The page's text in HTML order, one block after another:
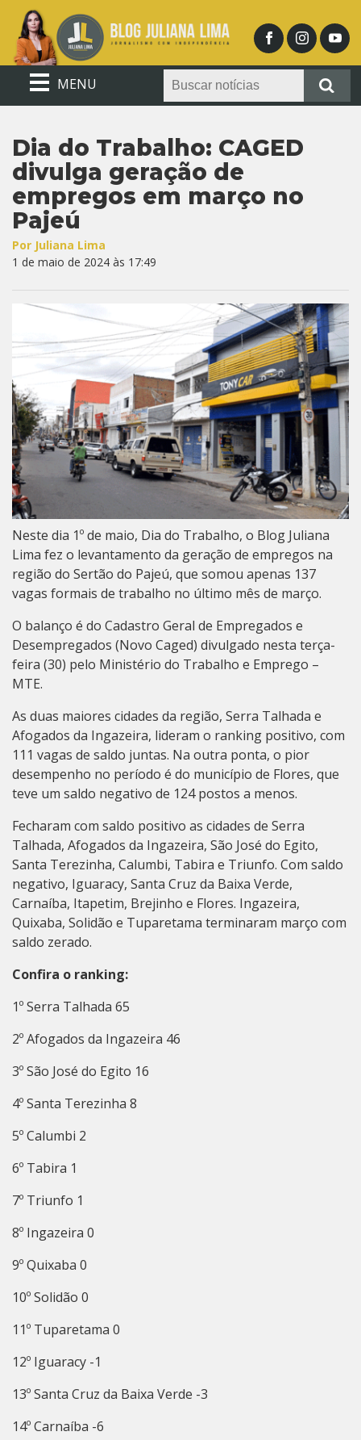
MENU
Dia do Trabalho: CAGED
divulga geração de
empregos em março no
Pajeú
Por Juliana Lima
1 de maio de 2024 às 17:49
Neste dia 1º de maio, Dia do Trabalho, o Blog Juliana
Lima fez o levantamento da geração de empregos na
região do Sertão do Pajeú, que somou apenas 137
vagas formais de trabalho no último mês de março.
O balanço é do Cadastro Geral de Empregados e
Desempregados (Novo Caged) divulgado nesta terça-
feira (30) pelo Ministério do Trabalho e Emprego –
MTE.
As duas maiores cidades da região, Serra Talhada e
Afogados da Ingazeira, lideram o ranking positivo, com
111 vagas de saldo juntas. Na outra ponta, o pior
desempenho no período é do município de Flores, que
teve um saldo negativo de 124 postos a menos.
Fecharam com saldo positivo as cidades de Serra
Talhada, Afogados da Ingazeira, São José do Egito,
Santa Terezinha, Calumbi, Tabira e Triunfo. Com saldo
negativo, Iguaracy, Santa Cruz da Baixa Verde,
Carnaíba, Itapetim, Brejinho e Flores. Ingazeira,
Quixaba, Solidão e Tuparetama terminaram março com
saldo zerado.
Confira o ranking:
1º Serra Talhada 65
2º Afogados da Ingazeira 46
3º São José do Egito 16
4º Santa Terezinha 8
5º Calumbi 2
6º Tabira 1
7º Triunfo 1
8º Ingazeira 0
9º Quixaba 0
10º Solidão 0
11º Tuparetama 0
12º Iguaracy -1
13º Santa Cruz da Baixa Verde -3
14º Carnaíba -6